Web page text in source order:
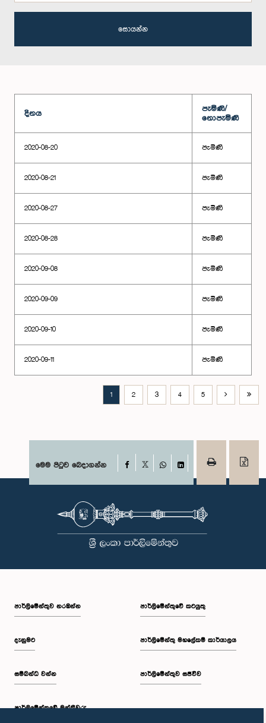
සොයන්න
දිනය
පැමිණි/
නොපැමිණි
2020-08-20 පැමිණි
2020-08-21 පැමිණි
2020-08-27 පැමිණි
2020-08-28 පැමිණි
2020-09-08 පැමිණි
2020-09-09 පැමිණි
2020-09-10 පැමිණි
2020-09-11 පැමිණි
1 2 3 4 5
මෙම පිටුව බෙදාගන්න Facebook
WhatsAppLinkedIn
පාර්ලි‌මේන්තුව නරඹන්න
දැනුමට
සම්බන්ධ වන්න
පාර්ලි‌මේන්තුවේ මන්ත්‍රීවරු
පාර්ලිමේන්තුවේ කටයුතු
පාර්ලිමේන්තු මහලේකම් කාර්යාලය
පාර්ලිමේන්තුව සජීවීව